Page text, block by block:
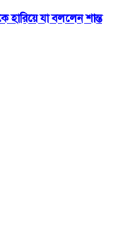
হারিয়ে যা বললেন শান্ত